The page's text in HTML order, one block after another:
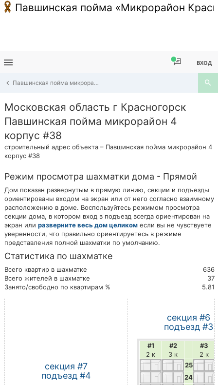
Павшинская пойма «Микрорайон
ВХОД
Павшинская пойма микрорайон 4 корпус #38
Московская область г Красногорск
Павшинская пойма микрорайон 4
корпус #38
строительный адрес объекта – Павшинская пойма микрорайон 4
корпус #38
Режим просмотра шахматки дома - Прямой
Дом показан развернутым в прямую линию, секции и подъезды
ориентированы входом на экран или от него согласно взаимному
расположению в доме. Воспользуйтесь режимом просмотра
секции дома, в котором вход в подъезд всегда ориентирован на
экран или разверните весь дом целиком если вы не чувствуете
уверенности, что правильно ориентируетесь в режиме
представления полной шахматки по умолчанию.
Статистика по шахматке
636
Всего квартир в шахматке
37
Всего жителей в шахматке
5.81
Занято/свободно по квартирам %
секция #7
подъезд #4
секция #6
подъезд #3
#1
2 к
#2
3 к
#3
2 к
25
24